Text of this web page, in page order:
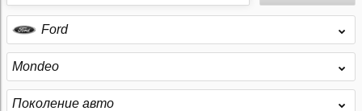
Ford
Mondeo
Поколение авто